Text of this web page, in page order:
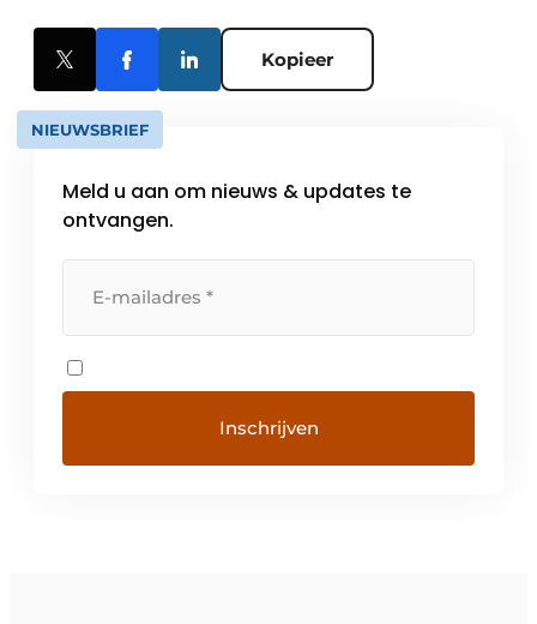
Kopieer
NIEUWSBRIEF
Meld u aan om nieuws & updates te
ontvangen.